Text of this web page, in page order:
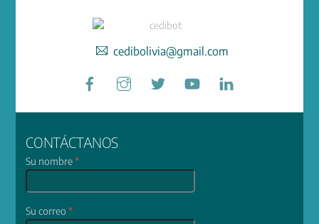
cedibolivia@gmail.com
Facebook
CONTÁCTANOS
Su nombre*
Su correo*